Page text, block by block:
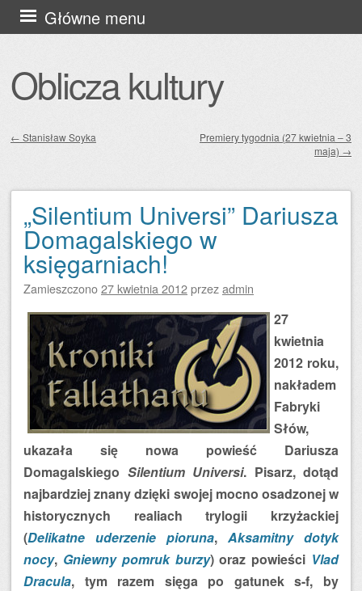
Oblicza kultury
Główne menu
Przejdź
do
← Stanisław Soyka
Premiery tygodnia (27 kwietnia – 3
maja) →
„Silentium Universi” Dariusza
Domagalskiego w
księgarniach!
Zamieszczono27 kwietnia 2012przezadmin
27
kwietnia
2012 roku,
nakładem
Fabryki
Słów,
ukazała się nowa powieść Dariusza
Domagalskiego Silentium Universi. Pisarz, dotąd
najbardziej znany dzięki swojej mocno osadzonej w
historycznych realiach trylogii krzyżackiej
(Delikatne uderzenie pioruna, Aksamitny dotyk
nocy, Gniewny pomruk burzy) oraz powieści Vlad
Dracula, tym razem sięga po gatunek s-f, by